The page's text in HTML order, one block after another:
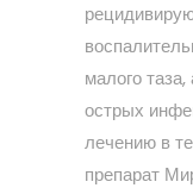
малого
острых
лечению в
препарат